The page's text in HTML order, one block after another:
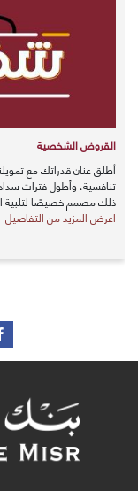
​القروض الشخصية
أطلق عنان قدراتك مع
تنافسية، وأطول فترات
ذلك مصمم خصيصًا لتلبية
اعرض المزيد من التفاصيل